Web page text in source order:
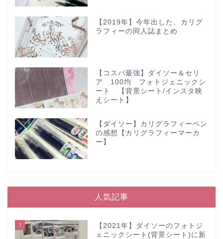
【2019年】今年出した、カリグ
ラフィーの同人誌まとめ
【コスパ最強】ダイソー＆セリ
ア 100均 フォトジェニックシ
ート 【背景シート/インスタ映
えシート】
【ダイソー】カリグラフィーペン
の感想【カリグラフィーマーカ
ー】
人気記事
1
【2021年】ダイソーのフォトジ
ェニックシート(背景シート)に新